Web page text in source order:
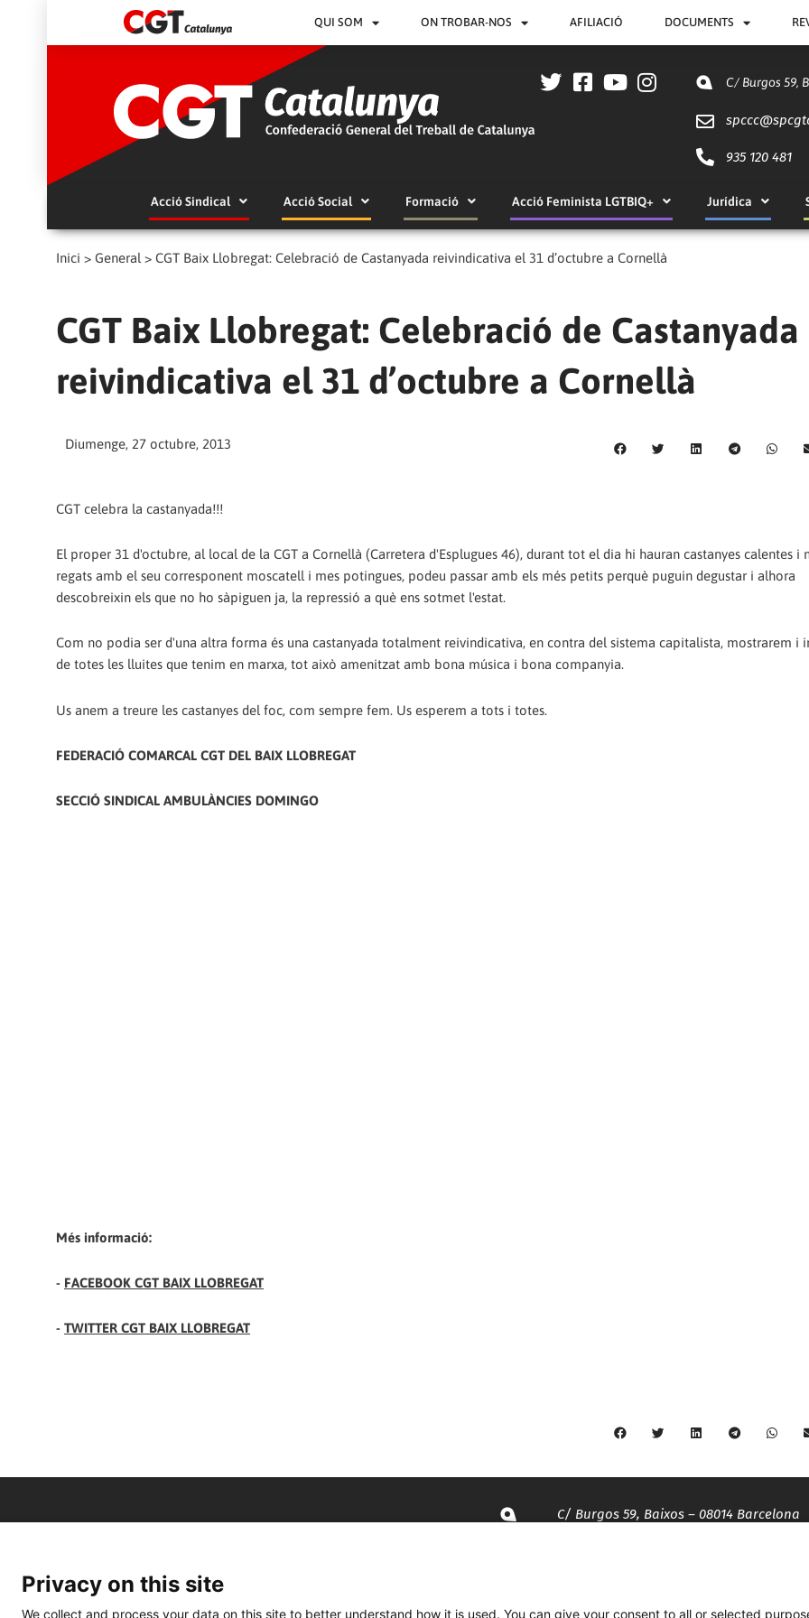
QUI SOM ON TROBAR-NOS AFILIACIÓ DOCUMENTS
C/ Burgos 59,
spccc@
935 120 481
Acció Sindical Acció Social Formació Acció Feminista LGTBIQ+ Jurídica
Inici > General > CGT Baix Llobregat: Celebració de Castanyada reivindicativa el 31 d’octubre a Cornellà
CGT Baix Llobregat: Celebració de Castanyada
reivindicativa el 31 d’octubre a Cornellà
Diumenge, 27 octubre, 2013
CGT celebra la castanyada!!!
El proper 31 d'octubre, al local de la CGT a Cornellà (Carretera d'Esplugues 46), durant tot el dia hi hauran castanyes calentes i
regats amb el seu corresponent moscatell i mes potingues, podeu passar amb els més petits perquè puguin degustar i alhora
descobreixin els que no ho sàpiguen ja, la repressió a què ens sotmet l'estat.
Com no podia ser d'una altra forma és una castanyada totalment reivindicativa, en contra del sistema capitalista, mostrarem i
de totes les lluites que tenim en marxa, tot això amenitzat amb bona música i bona companyia.
Us anem a treure les castanyes del foc, com sempre fem. Us esperem a tots i totes.
FEDERACIÓ COMARCAL CGT DEL BAIX LLOBREGAT
SECCIÓ SINDICAL AMBULÀNCIES DOMINGO
Més informació:
- FACEBOOK CGT BAIX LLOBREGAT
- TWITTER CGT BAIX LLOBREGAT
C/ Burgos 59, Baixos – 08014 Barcelona
Privacy on this site
We collect and process your data on this site to better understand how it is used. You can give your consent to all or selected